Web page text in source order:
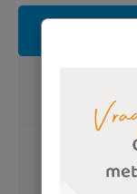
Wastafel
Solid